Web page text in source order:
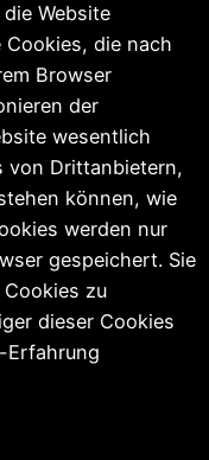
Website
Cookies, die nach
Browser
der
wesentlich
von Drittanbietern,
können, wie
werden nur
gespeichert. Sie
zu
dieser Cookies
Erfahrung